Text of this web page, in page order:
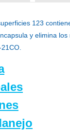
123
y elimina